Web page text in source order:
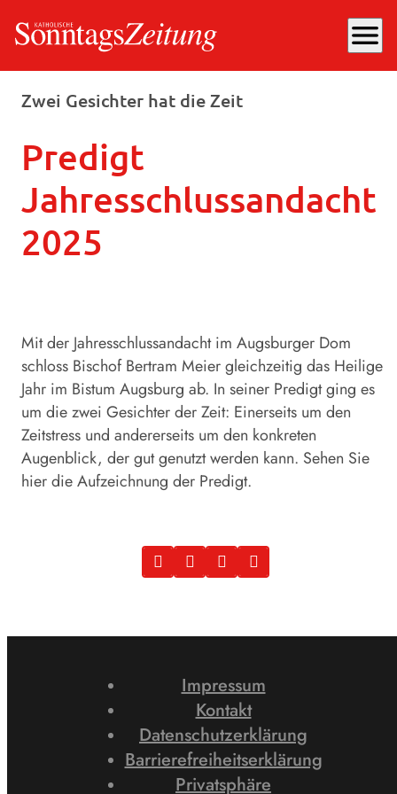
menu
Mittwoch, 31.12.2025, 18:51 Uhr
Zwei Gesichter hat die Zeit
Predigt
Jahresschlussandacht
2025
Mit der Jahresschlussandacht im Augsburger Dom
schloss Bischof Bertram Meier gleichzeitig das Heilige
Jahr im Bistum Augsburg ab. In seiner Predigt ging es
um die zwei Gesichter der Zeit: Einerseits um den
Zeitstress und andererseits um den konkreten
Augenblick, der gut genutzt werden kann. Sehen Sie
hier die Aufzeichnung der Predigt.
Impressum
Kontakt
Datenschutzerklärung
Barrierefreiheitserklärung
Privatsphäre